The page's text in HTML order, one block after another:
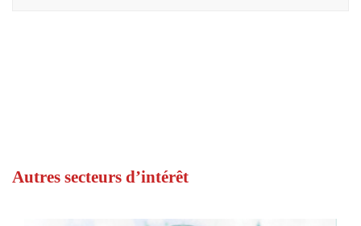
Autres secteurs d’intérêt